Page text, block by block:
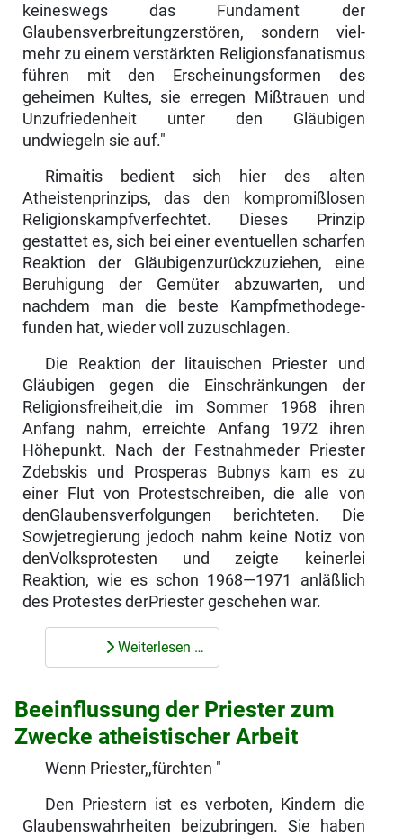
keineswegs das Fundament der
Glaubensverbreitungzerstören, sondern viel­
mehr zu einem verstärkten Religionsfanatismus
führen mit den Erscheinungs­formen des
geheimen Kultes, sie erregen Mißtrauen und
Unzufriedenheit unter den Gläubigen
undwiegeln sie auf."
Rimaitis bedient sich hier des alten
Atheistenprinzips, das den kompromiß­losen
Religionskampfverfechtet. Dieses Prinzip
gestattet es, sich bei einer eventuellen scharfen
Reaktion der Gläubigenzurückzuziehen, eine
Beruhigung der Gemüter abzuwarten, und
nachdem man die beste Kampfmethodege­
funden hat, wieder voll zuzuschlagen.
Die Reaktion der litauischen Priester und
Gläubigen gegen die Einschränkungen der
Religionsfreiheit,die im Sommer 1968 ihren
Anfang nahm, erreichte Anfang 1972 ihren
Höhepunkt. Nach der Festnahmeder Priester
Zdebskis und Prosperas Bubnys kam es zu
einer Flut von Protestschreiben, die alle von
denGlaubensverfolgungen berichteten. Die
Sowjetregierung jedoch nahm keine Notiz von
denVolksprotesten und zeigte keinerlei
Reaktion, wie es schon 1968—1971 anläßlich
des Protestes derPriester geschehen war.
Weiterlesen …
Beeinflussung der Priester zum
Zwecke atheistischer Arbeit
Wenn Priester,,fürchten "
Den Priestern ist es verboten, Kindern die
Glaubenswahrheiten beizubringen. Sie haben